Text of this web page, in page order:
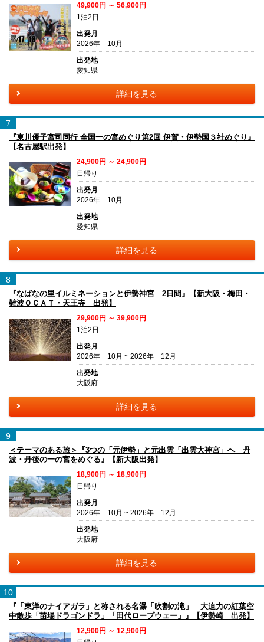
49,900円 ～ 56,900円
1泊2日
出発月
2026年 10月
出発地
愛知県
詳細を見る
7
『東川優子宮司同行 全国一の宮めぐり第2回 伊賀・伊勢国３社めぐり』
【名古屋駅出発】
24,900円 ～ 24,900円
日帰り
出発月
2026年 10月
出発地
愛知県
詳細を見る
8
『なばなの里イルミネーションと伊勢神宮 2日間』【新大阪・梅田・
難波ＯＣＡＴ・天王寺 出発】
29,900円 ～ 39,900円
1泊2日
出発月
2026年 10月 ~ 2026年 12月
出発地
大阪府
詳細を見る
9
＜テーマのある旅＞『3つの「元伊勢」と元出雲「出雲大神宮」へ 丹
波・丹後の一の宮をめぐる』【新大阪出発】
18,900円 ～ 18,900円
日帰り
出発月
2026年 10月 ~ 2026年 12月
出発地
大阪府
詳細を見る
10
『「東洋のナイアガラ」と称される名瀑「吹割の滝」 大迫力の紅葉空
中散歩「苗場ドラゴンドラ」「田代ロープウェー」』【伊勢崎 出発】
12,900円 ～ 12,900円